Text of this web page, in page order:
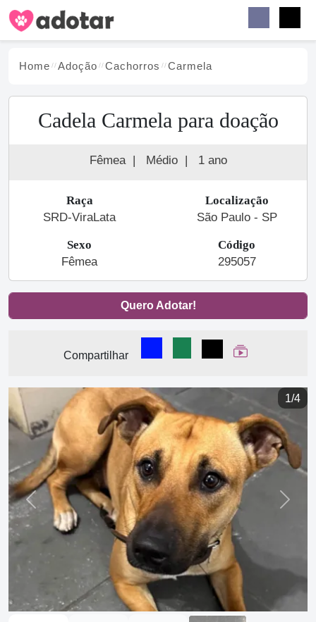
Home Adoção Cachorros Carmela
Cadela Carmela para doação
Fêmea | Médio | 1 ano
Raça
SRD-ViraLata
Localização
São Paulo - SP
Sexo
Fêmea
Código
295057
Quero Adotar!
Compartilhar
Compartilhar no Facebook
Compartilhar no
Compartilhar
Ver Web Story
1/4
Previous Next